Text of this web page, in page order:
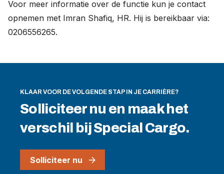
Voor meer informatie over de functie kun je contact
opnemen met Imran Shafiq, HR. Hij is bereikbaar via:
0206556265.
KLAAR VOOR DE VOLGENDE STAP IN JE CARRIÈRE?
Solliciteer nu en maak het
verschil bij Special Cargo.
Solliciteer nu